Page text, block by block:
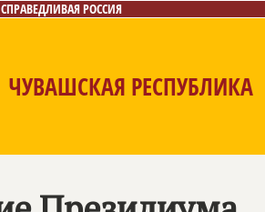
СПРАВЕДЛИВАЯ РОССИЯ
ЧУВАШСКАЯ РЕСПУБЛИКА
Контакты